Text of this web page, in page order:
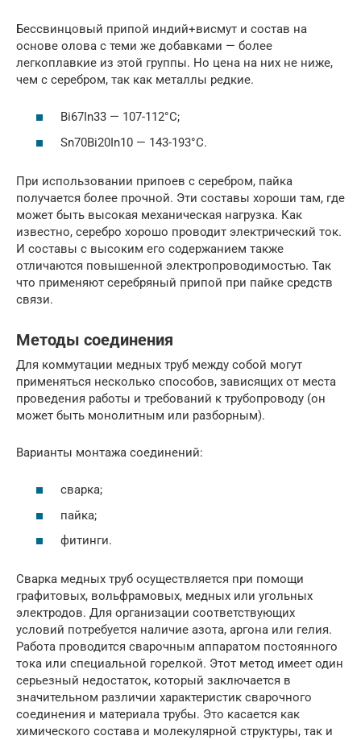
Бессвинцовый припой индий+висмут и состав на
основе олова с теми же добавками — более
легкоплавкие из этой группы. Но цена на них не ниже,
чем с серебром, так как металлы редкие.
Bi67In33 — 107-112°C;
Sn70Bi20In10 — 143-193°C.
При использовании припоев с серебром, пайка
получается более прочной. Эти составы хороши там, где
может быть высокая механическая нагрузка. Как
известно, серебро хорошо проводит электрический ток.
И составы с высоким его содержанием также
отличаются повышенной электропроводимостью. Так
что применяют серебряный припой при пайке средств
связи.
Методы соединения
Для коммутации медных труб между собой могут
применяться несколько способов, зависящих от места
проведения работы и требований к трубопроводу (он
может быть монолитным или разборным).
Варианты монтажа соединений:
сварка;
пайка;
фитинги.
Сварка медных труб осуществляется при помощи
графитовых, вольфрамовых, медных или угольных
электродов. Для организации соответствующих
условий потребуется наличие азота, аргона или гелия.
Работа проводится сварочным аппаратом постоянного
тока или специальной горелкой. Этот метод имеет один
серьезный недостаток, который заключается в
значительном различии характеристик сварочного
соединения и материала трубы. Это касается как
химического состава и молекулярной структуры, так и